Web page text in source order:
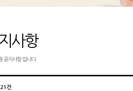
사항
공지사항 입니다.
건